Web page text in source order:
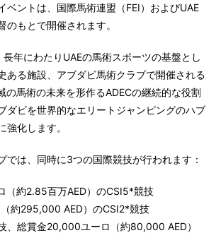
ベントは、国際馬術連盟（FEI）およびUAE
のもとで開催されます。
年にわたりUAEの馬術スポーツの基盤とし
ある施設、アブダビ馬術クラブで開催される
の馬術の未来を形作るADECの継続的な役割
ダビを世界的なエリートジャンピングのハブ
強化します。
では、同時に3つの国際競技が行われます：
（約2.85百万AED）のCSI5*競技
約295,000 AED）のCSI2*競技
、総賞金20,000ユーロ（約80,000 AED）